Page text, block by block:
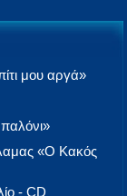
μου αργά»
«Ο Κακός
- CD